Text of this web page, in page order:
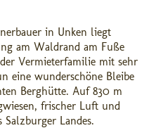
in Unken liegt
am Waldrand am Fuße
Vermieterfamilie mit sehr
eine wunderschöne Bleibe
Berghütte. Auf 830 m
frischer Luft und
Landes.